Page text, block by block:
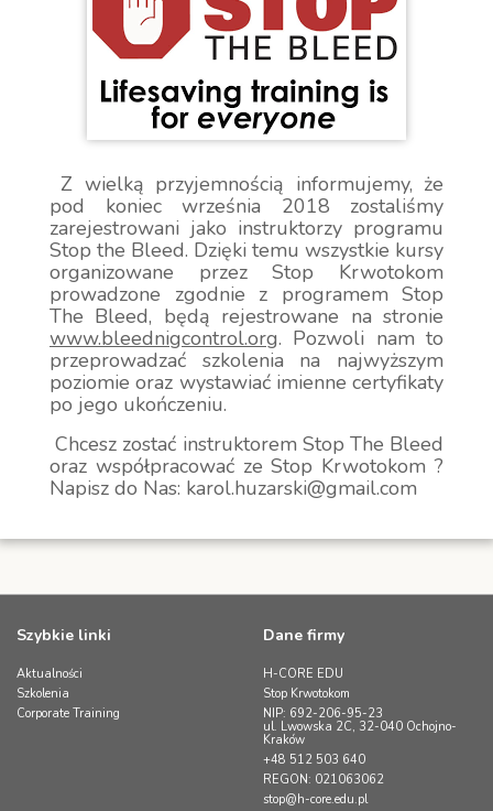
Z wielką przyjemnością informujemy, że
pod koniec września 2018 zostaliśmy
zarejestrowani jako instruktorzy programu
Stop the Bleed. Dzięki temu wszystkie kursy
organizowane przez Stop Krwotokom
prowadzone zgodnie z programem Stop
The Bleed, będą rejestrowane na stronie
www.bleednigcontrol.org. Pozwoli nam to
przeprowadzać szkolenia na najwyższym
poziomie oraz wystawiać imienne certyfikaty
po jego ukończeniu.
Chcesz zostać instruktorem Stop The Bleed
oraz współpracować ze Stop Krwotokom ?
Napisz do Nas: karol.huzarski@gmail.com
Szybkie linki
Aktualności
Szkolenia
Corporate Training
Dane firmy
H-CORE EDU
Stop Krwotokom
NIP: 692-206-95-23
ul. Lwowska 2C, 32-040 Ochojno-
Kraków
+48 512 503 640
REGON: 021063062
stop@h-core.edu.pl